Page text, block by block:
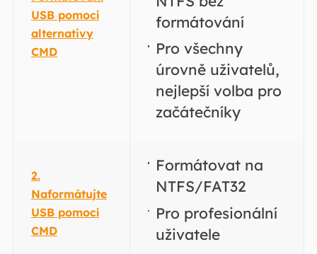
USB pomocí
alternativy
CMD
formátování
Pro všechny
úrovně uživatelů,
nejlepší volba pro
začátečníky
2.
Naformátujte
USB pomocí
CMD
Formátovat na
NTFS/FAT32
Pro profesionální
uživatele